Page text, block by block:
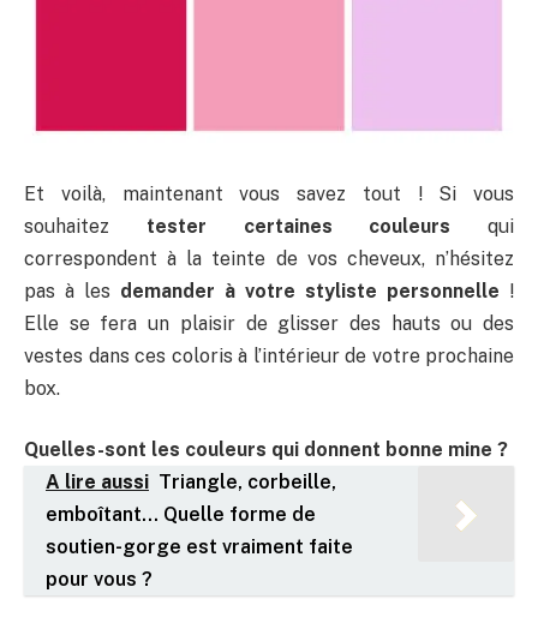
Et voilà, maintenant vous savez tout ! Si vous
souhaitez tester certaines couleurs qui
correspondent à la teinte de vos cheveux, n’hésitez
pas à les demander à votre styliste personnelle !
Elle se fera un plaisir de glisser des hauts ou des
vestes dans ces coloris à l’intérieur de votre prochaine
box.
Quelles-sont les couleurs qui donnent bonne mine ?
A lire aussi Triangle, corbeille,
emboîtant… Quelle forme de
soutien-gorge est vraiment faite
pour vous ?